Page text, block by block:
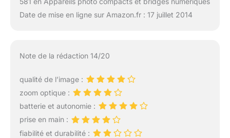
Date de mise en ligne sur Amazon.fr : 17 juillet 2014
Note de la rédaction 14/20
qualité de l’image :
zoom optique :
batterie et autonomie :
prise en main :
fiabilité et durabilité :